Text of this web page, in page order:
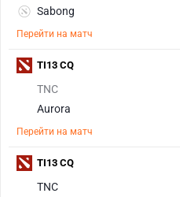
Sabong
Перейти на матч
TNC
Aurora
Перейти на матч
TI13 CQ
TNC
TI13 CQ